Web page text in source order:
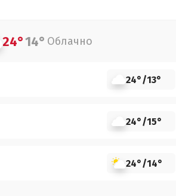
24°14° Облачно
24°/13°
24°/15°
24°/14°